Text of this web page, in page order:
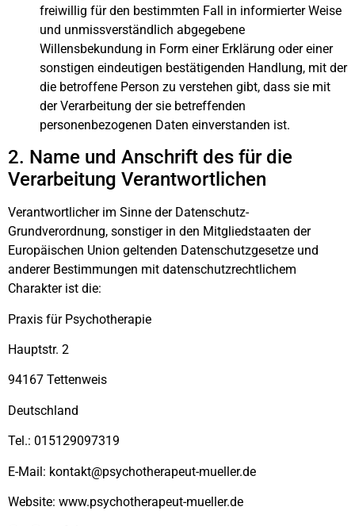
freiwillig für den bestimmten Fall in informierter Weise
und unmissverständlich abgegebene
Willensbekundung in Form einer Erklärung oder einer
sonstigen eindeutigen bestätigenden Handlung, mit der
die betroffene Person zu verstehen gibt, dass sie mit
der Verarbeitung der sie betreffenden
personenbezogenen Daten einverstanden ist.
2. Name und Anschrift des für die
Verarbeitung Verantwortlichen
Verantwortlicher im Sinne der Datenschutz-
Grundverordnung, sonstiger in den Mitgliedstaaten der
Europäischen Union geltenden Datenschutzgesetze und
anderer Bestimmungen mit datenschutzrechtlichem
Charakter ist die:
Praxis für Psychotherapie
Hauptstr. 2
94167 Tettenweis
Deutschland
Tel.: 015129097319
E-Mail: kontakt@psychotherapeut-mueller.de
Website: www.psychotherapeut-mueller.de